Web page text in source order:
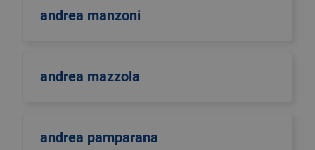
andrea manzoni
andrea mazzola
andrea pamparana